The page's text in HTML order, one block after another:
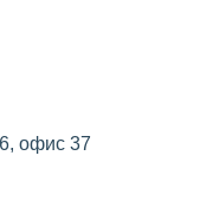
офис 37